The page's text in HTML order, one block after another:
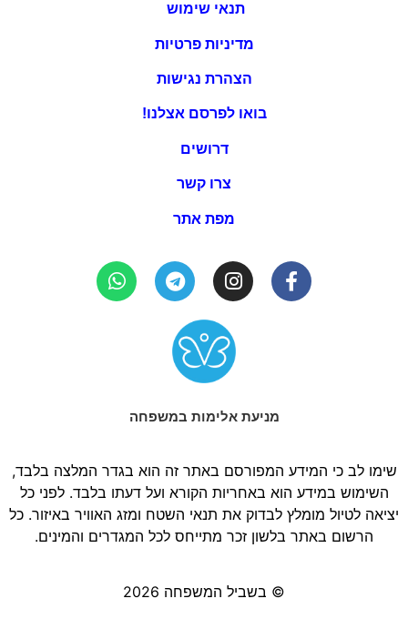
תנאי שימוש
מדיניות פרטיות
הצהרת נגישות
בואו לפרסם אצלנו!
דרושים
צרו קשר
מפת אתר
מניעת אלימות במשפחה
שימו לב כי המידע המפורסם באתר זה הוא בגדר המלצה בלבד,
השימוש במידע הוא באחריות הקורא ועל דעתו בלבד. לפני כל
יציאה לטיול מומלץ לבדוק את תנאי השטח ומזג האוויר באיזור. כל
הרשום באתר בלשון זכר מתייחס לכל המגדרים והמינים.
© בשביל המשפחה 2026